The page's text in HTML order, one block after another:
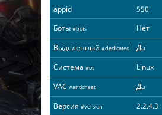
appid
550
Боты #bots
Нет
Выделенный #dedicated
Да
Система #os
Linux
VAC #anticheat
Да
Версия #version 2.2.4.3